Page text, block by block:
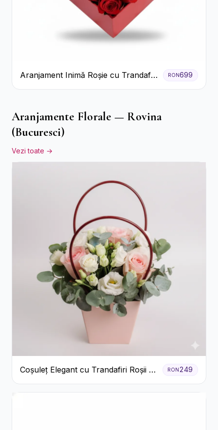
Aranjament Inimă Roșie cu Trandafiri
și Ferrero Rocher Premium
RON699
Aranjamente Florale — Rovina
(Bucuresci)
Vezi toate →
Coșuleț Elegant cu Trandafiri Roșii și
Lisianthus Alb
RON249